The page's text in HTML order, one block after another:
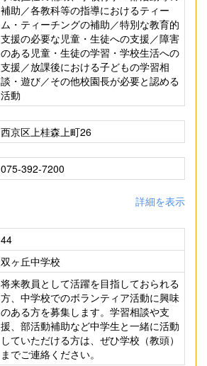
補助／各教科等の指導におけるティー
ム・ティーチングの補助／特別な教育的
支援の必要な児童・生徒への支援／障害
のある児童・生徒の学習・学校生活への
支援／放課後における子どもの学習相
談・遊び／その他校園長が必要と認める
活動
西京区上桂森上町26
075-392-7200
詳細を表示
44
双ヶ丘中学校
将来教員として活躍を目指しておられる
方、中学校でのボランティア活動に興味
のある方を募集します。学習相談や支
援、部活動補助など中学生と一緒に活動
していただける方は、ぜひ学校（教頭）
までご連絡ください。